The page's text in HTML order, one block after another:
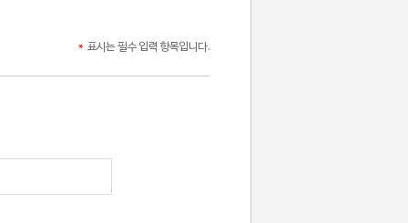
* 표시는 필수 입력 항목입니다.